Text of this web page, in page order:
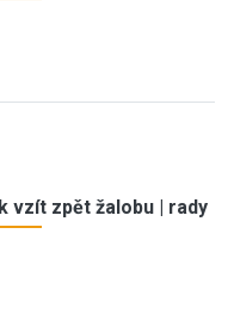
vzít zpět žalobu | rady